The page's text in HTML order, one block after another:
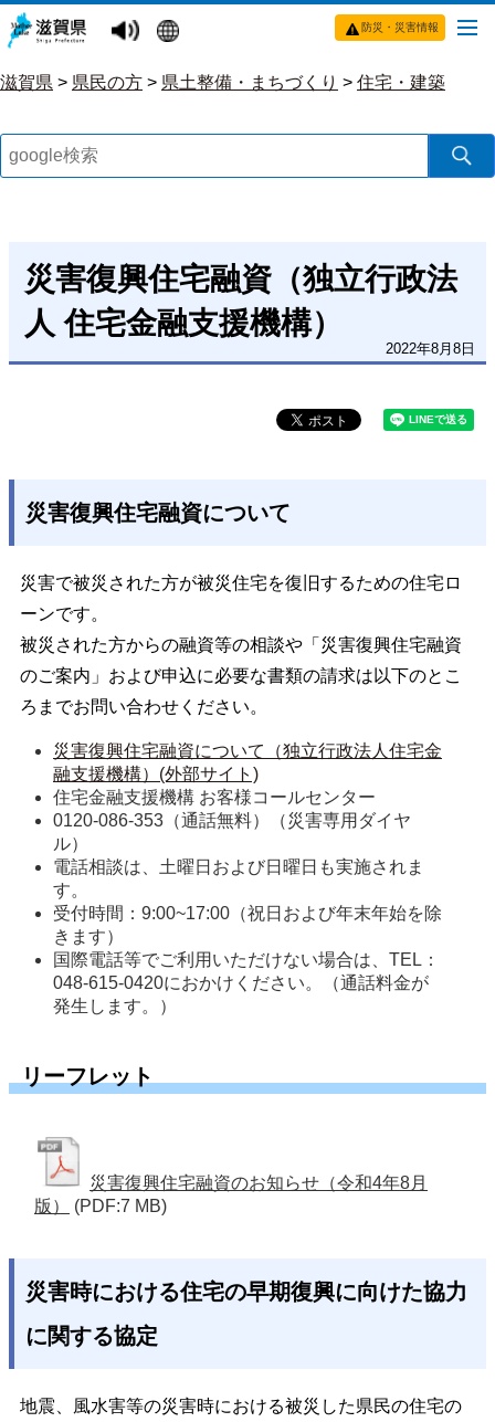
防災・災害情報
滋賀県 > 県民の方 > 県土整備・まちづくり > 住宅・建築
災害復興住宅融資（独立行政法
人 住宅金融支援機構）
2022年8月8日
災害復興住宅融資について
災害で被災された方が被災住宅を復旧するための住宅ロ
ーンです。
被災された方からの融資等の相談や「災害復興住宅融資
のご案内」および申込に必要な書類の請求は以下のとこ
ろまでお問い合わせください。
災害復興住宅融資について（独立行政法人住宅金
融支援機構）(外部サイト)
住宅金融支援機構 お客様コールセンター
0120-086-353（通話無料）（災害専用ダイヤ
ル）
電話相談は、土曜日および日曜日も実施されま
す。
受付時間：9:00~17:00（祝日および年末年始を除
きます）
国際電話等でご利用いただけない場合は、TEL：
048-615-0420におかけください。（通話料金が
発生します。）
リーフレット
災害復興住宅融資のお知らせ（令和4年8月
版）
(PDF:7 MB)
災害時における住宅の早期復興に向けた協力
に関する協定
地震、風水害等の災害時における被災した県民の住宅の